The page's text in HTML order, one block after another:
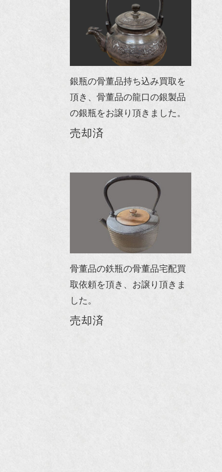
銀瓶の骨董品持ち込み買取を
頂き、骨董品の龍口の銀製品
の銀瓶をお譲り頂きました。
売却済
骨董品の鉄瓶の骨董品宅配買
取依頼を頂き、お譲り頂きま
した。
売却済